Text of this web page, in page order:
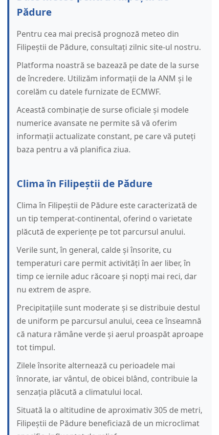
Pădure
Pentru cea mai precisă prognoză meteo din
Filipeștii de Pădure, consultați zilnic site-ul nostru.
Platforma noastră se bazează pe date de la surse
de încredere. Utilizăm informații de la ANM și le
corelăm cu datele furnizate de ECMWF.
Această combinație de surse oficiale și modele
numerice avansate ne permite să vă oferim
informații actualizate constant, pe care vă puteți
baza pentru a vă planifica ziua.
Clima în Filipeștii de Pădure
Clima în Filipeștii de Pădure este caracterizată de
un tip temperat-continental, oferind o varietate
plăcută de experiențe pe tot parcursul anului.
Verile sunt, în general, calde și însorite, cu
temperaturi care permit activități în aer liber, în
timp ce iernile aduc răcoare și nopți mai reci, dar
nu extrem de aspre.
Precipitațiile sunt moderate și se distribuie destul
de uniform pe parcursul anului, ceea ce înseamnă
că natura rămâne verde și aerul proaspăt aproape
tot timpul.
Zilele însorite alternează cu perioadele mai
înnorate, iar vântul, de obicei blând, contribuie la
senzația plăcută a climatului local.
Situată la o altitudine de aproximativ 305 de metri,
Filipeștii de Pădure beneficiază de un microclimat